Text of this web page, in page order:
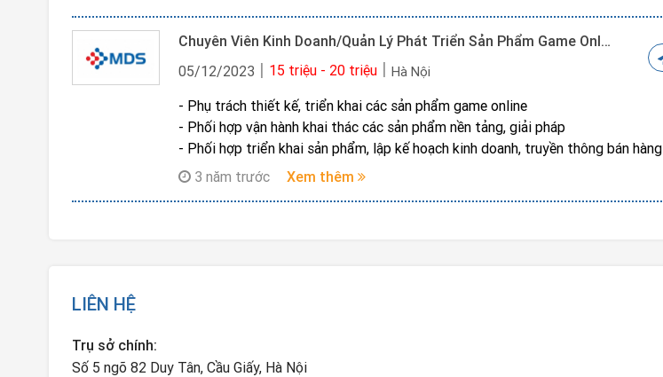
Chuyên Viên Kinh Doanh/quản Lý Phát Triển Sản Phẩm Game Online
05/12/2023
15 triệu - 20 triệu Hà Nội
- Phụ trách thiết kế, triển khai các sản phẩm game online
- Phối hợp vận hành khai thác các sản phẩm nền tảng, giải pháp
- Phối hợp triển khai sản phẩm, lập kế hoạch kinh doanh, truyền thông bán hàng
3 năm trước
Xem thêm
LIÊN HỆ
Trụ sở chính:
Số 5 ngõ 82 Duy Tân, Cầu Giấy, Hà Nội